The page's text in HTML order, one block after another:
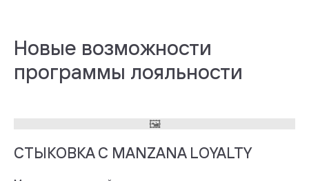
Новые возможности
программы лояльности
СТЫКОВКА С MANZANA LOYALTY